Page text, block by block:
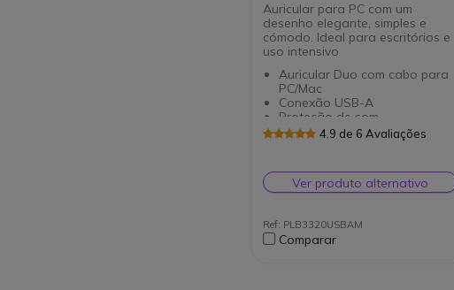
Auricular para PC com um
desenho elegante, simples e
cómodo. Ideal para escritórios e
uso intensivo
Auricular Duo com cabo para
PC/Mac
Conexão USB-A
Proteção de som
SoundGuard™
Melhor experiência de áudio
Diadema leve, ajustável e gira
até 180º
Mute
Otimizado para Teams
4.9 de 6 Avaliações
Ver produto alternativo
Ref: PLB3320USBAM
Comparar